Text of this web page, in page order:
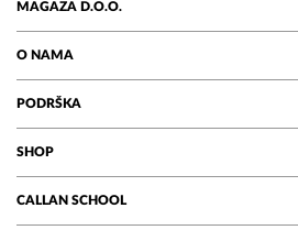
MAGAZA D.O.O.
O NAMA
PODRŠKA
SHOP
CALLAN SCHOOL